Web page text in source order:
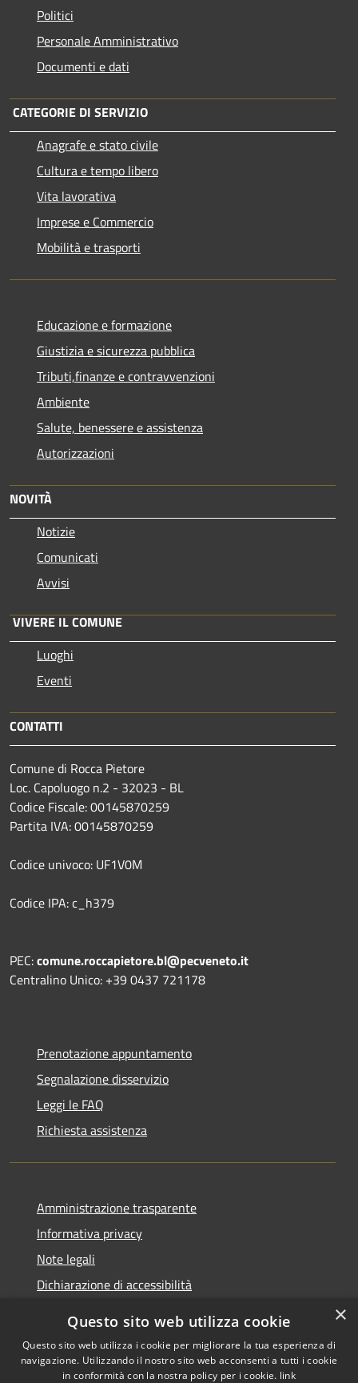
Politici
Personale Amministrativo
Documenti e dati
CATEGORIE DI SERVIZIO
Anagrafe e stato civile
Cultura e tempo libero
Vita lavorativa
Imprese e Commercio
Mobilità e trasporti
Educazione e formazione
Giustizia e sicurezza pubblica
Tributi,finanze e contravvenzioni
Ambiente
Salute, benessere e assistenza
Autorizzazioni
NOVITÀ
Notizie
Comunicati
Avvisi
VIVERE IL COMUNE
Luoghi
Eventi
CONTATTI
Comune di Rocca Pietore
Loc. Capoluogo n.2 - 32023 - BL
Codice Fiscale: 00145870259
Partita IVA: 00145870259
Codice univoco: UF1V0M
Codice IPA: c_h379
PEC:comune.roccapietore.bl@pecveneto.it
Centralino Unico: +39 0437 721178
Prenotazione appuntamento
Segnalazione disservizio
Leggi le FAQ
Richiesta assistenza
Amministrazione trasparente
Informativa privacy
Note legali
Dichiarazione di accessibilità
RSS
Copyright © 2026 • Comune di
×
Questo sito web utilizza cookie
Questo sito web utilizza i cookie per migliorare la tua esperienza di
navigazione. Utilizzando il nostro sito web acconsenti a tutti i cookie
in conformità con la nostra policy per i cookie. link